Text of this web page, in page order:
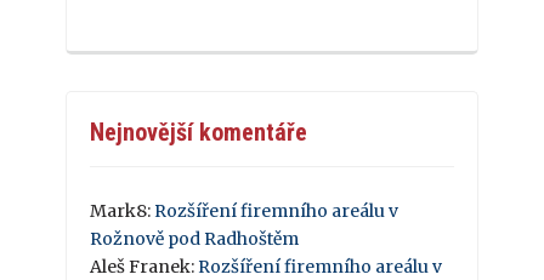
Nejnovější komentáře
Mark8: Rozšíření firemního areálu v
Rožnově pod Radhoštěm
Aleš Franek: Rozšíření firemního areálu v